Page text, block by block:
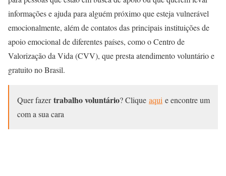
informações e ajuda para alguém próximo que esteja vulnerável
emocionalmente, além de contatos das principais instituições de
apoio emocional de diferentes países, como o Centro de
Valorização da Vida (CVV), que presta atendimento voluntário e
gratuito no Brasil.
Quer fazertrabalho voluntário? Clique aqui e encontre um
com a sua cara